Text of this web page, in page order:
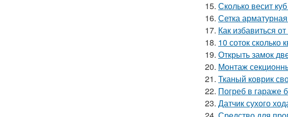
15. Сколько весит
16. Сетка
17. Как избавиться
18. 10 соток сколько
19. Открыть замок
20. Монтаж
21. Тканый коврик
22. Погреб в гараже
23. Датчик сухого